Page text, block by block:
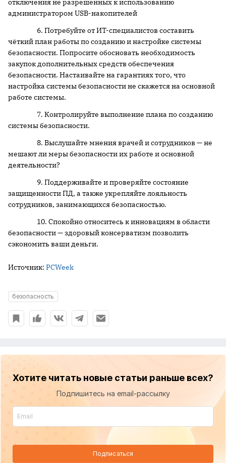
отключения не разрешенных к использованию
администратором USB-накопителей
6. Потребуйте от ИТ-специалистов составить
чёткий план работы по созданию и настройке системы
безопасности. Попросите обосновать необходимость
закупок дополнительных средств обеспечения
безопасности. Настаивайте на гарантиях того, что
настройка системы безопасности не скажется на основной
работе системы.
7. Контролируйте выполнение плана по созданию
системы безопасности.
8. Выслушайте мнения врачей и сотрудников — не
мешают ли меры безопасности их работе и основной
деятельности?
9. Поддерживайте и проверяйте состояние
защищенности ПД, а также укрепляйте лояльность
сотрудников, занимающихся безопасностью.
10. Спокойно относитесь к инновациям в области
безопасности — здоровый консерватизм позволить
сэкономить ваши деньги.
Источник: PCWeek
безопасность
Хотите читать новые статьи раньше всех?
Подпишитесь на email-рассылку
Подписаться